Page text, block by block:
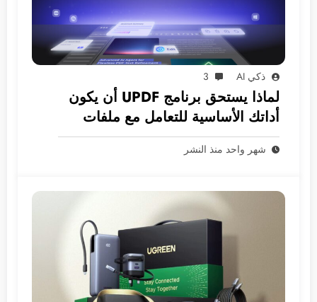
ذكي AI 3
لماذا يستحق برنامج UPDF أن يكون
أداتك الأساسية للتعامل مع ملفات
PDF؟
شهر واحد منذ النشر